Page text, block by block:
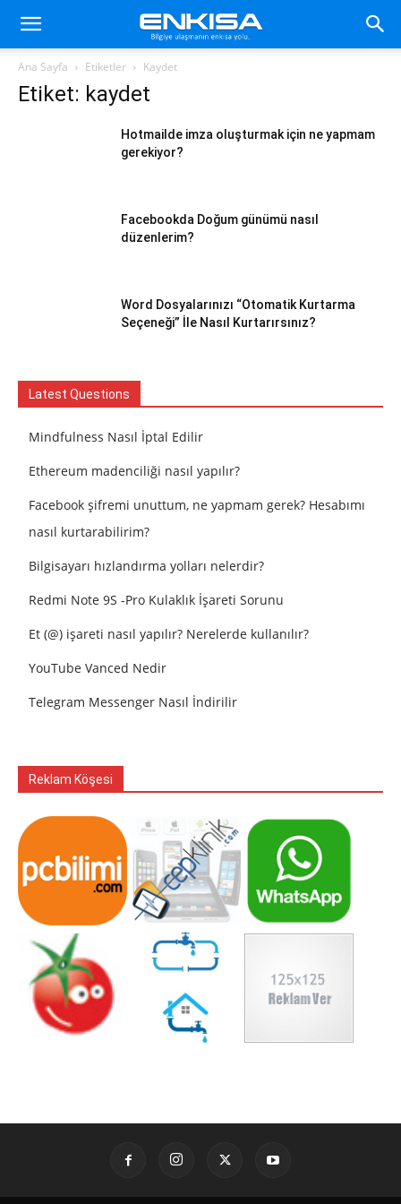
Ana Sayfa Etiketler Kaydet
Etiket: kaydet
Hotmailde imza oluşturmak için ne yapmam
gerekiyor?
Facebookda Doğum günümü nasıl
düzenlerim?
Word Dosyalarınızı “Otomatik Kurtarma
Seçeneği” İle Nasıl Kurtarırsınız?
Latest Questions
Mindfulness Nasıl İptal Edilir
Ethereum madenciliği nasıl yapılır?
Facebook şifremi unuttum, ne yapmam gerek? Hesabımı
nasıl kurtarabilirim?
Bilgisayarı hızlandırma yolları nelerdir?
Redmi Note 9S -Pro Kulaklık İşareti Sorunu
Et (@) işareti nasıl yapılır? Nerelerde kullanılır?
YouTube Vanced Nedir
Telegram Messenger Nasıl İndirilir
Reklam Köşesi